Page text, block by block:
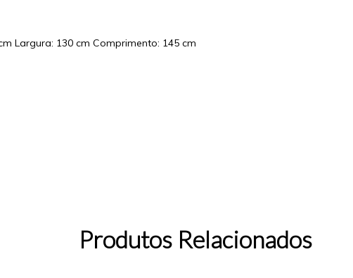
Largura: 130 cm Comprimento: 145 cm
Produtos Relacionados